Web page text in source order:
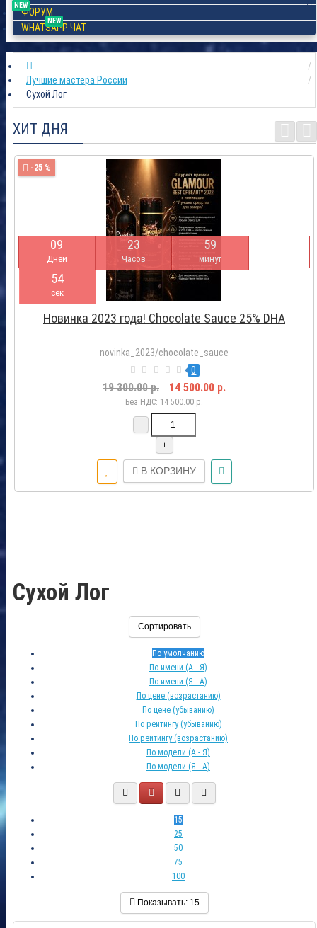
NEW
ФОРУМ
NEW
WHATSAPP ЧАТ
Лучшие мастера России
Сухой Лог
ХИТ ДНЯ
-25 %
09
Дней
23
Часов
59
минут
54
сек
Новинка 2023 года! Chocolate Sauce 25% DHA
novinka_2023/chocolate_sauce
0
19 300.00 р. 14 500.00 р.
Без НДС: 14 500.00 р.
-
+
В КОРЗИНУ
Сухой Лог
Сортировать
По умолчанию
По имени (A - Я)
По имени (Я - A)
По цене (возрастанию)
По цене (убыванию)
По рейтингу (убыванию)
По рейтингу (возрастанию)
По модели (A - Я)
По модели (Я - A)
15
25
50
75
100
Показывать: 15